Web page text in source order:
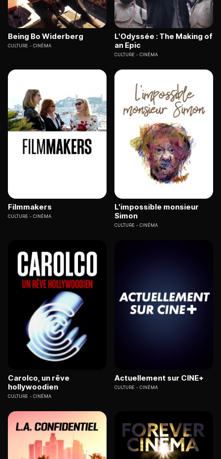
Being Bo Widerberg
CULTURE CINÉMA
L'Odyssée : The Making of
an Epic
CULTURE CINÉMA
Filmmakers
CULTURE CINÉMA
L'impossible monsieur
Simon
CULTURE CINÉMA
Carolco, un rêve
hollywoodien
CULTURE CINÉMA
Actuellement sur CINE+
CULTURE CINÉMA